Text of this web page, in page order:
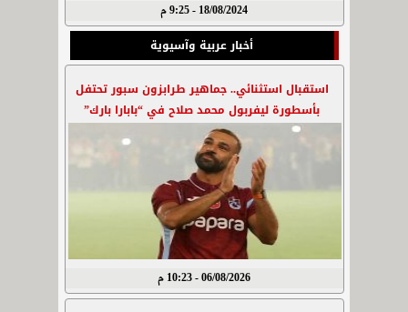
18/08/2024 - 9:25 م
أخبار عربية وآسيوية
استقبال استثنائي.. جماهير طرابزون سبور تحتفل
بأسطورة ليفربول محمد صلاح في “بابارا بارك”
06/08/2026 - 10:23 م